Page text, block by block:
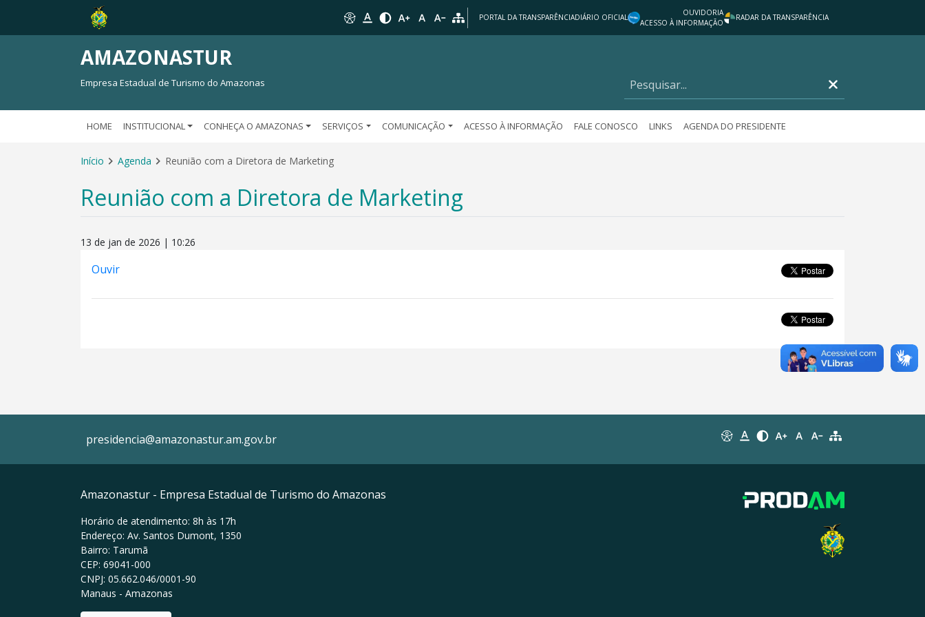
PORTAL DA TRANSPARÊNCIADIÁRIO OFICIAL
OUVIDORIA
ACESSO À INFORMAÇÃO
RADAR DA TRANSPARÊNCIA
AMAZONASTUR
Empresa Estadual de Turismo do Amazonas
HOME INSTITUCIONAL CONHEÇA O AMAZONAS SERVIÇOS COMUNICAÇÃO ACESSO À INFORMAÇÃO FALE CONOSCO LINKS AGENDA DO PRESIDENTE
Início Agenda Reunião com a Diretora de Marketing
Reunião com a Diretora de Marketing
13 de jan de 2026 | 10:26
Ouvir
presidencia@amazonastur.am.gov.br
Amazonastur - Empresa Estadual de Turismo do Amazonas
Horário de atendimento: 8h às 17h
Endereço: Av. Santos Dumont, 1350
Bairro: Tarumã
CEP: 69041-000
CNPJ: 05.662.046/0001-90
Manaus - Amazonas